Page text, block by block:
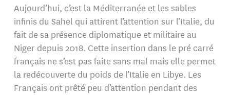
Aujourd’hui, c’est la Méditerranée et les sables
infinis du Sahel qui attirent l’attention sur l’Italie, du
fait de sa présence diplomatique et militaire au
Niger depuis 2018. Cette insertion dans le pré carré
français ne s’est pas faite sans mal mais elle permet
la redécouverte du poids de l’Italie en Libye. Les
Français ont prêté peu d’attention pendant des